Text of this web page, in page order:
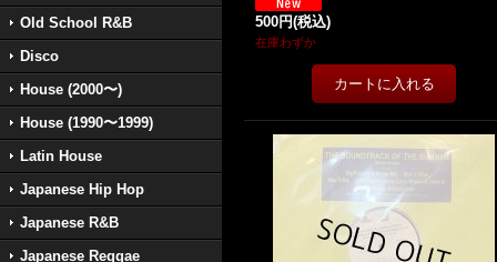
Old School R&B
Disco
House (2000〜)
House (1990〜1999)
Latin House
Japanese Hip Hop
Japanese R&B
Japanese Reggae
500円(税込)
在庫わずか